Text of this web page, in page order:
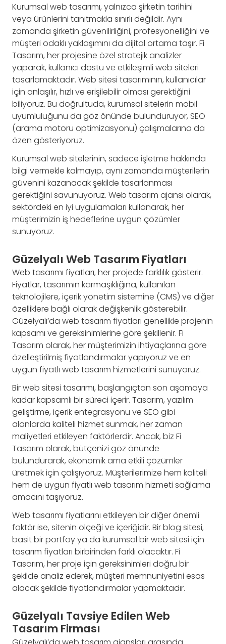
Kurumsal web tasarımı, yalnızca şirketin tarihini
veya ürünlerini tanıtmakla sınırlı değildir. Aynı
zamanda şirketin güvenilirliğini, profesyonelliğini ve
müşteri odaklı yaklaşımını da dijital ortama taşır. Fi
Tasarım, her projesine özel stratejik analizler
yaparak, kullanıcı dostu ve etkileşimli web siteleri
tasarlamaktadır. Web sitesi tasarımının, kullanıcılar
için anlaşılır, hızlı ve erişilebilir olması gerektiğini
biliyoruz. Bu doğrultuda, kurumsal sitelerin mobil
uyumluluğunu da göz önünde bulunduruyor, SEO
(arama motoru optimizasyonu) çalışmalarına da
özen gösteriyoruz.
Kurumsal web sitelerinin, sadece işletme hakkında
bilgi vermekle kalmayıp, aynı zamanda müşterilerin
güvenini kazanacak şekilde tasarlanması
gerektiğini savunuyoruz. Web tasarım ajansı olarak,
sektördeki en iyi uygulamaları kullanarak, her
müşterimizin iş hedeflerine uygun çözümler
sunuyoruz.
Güzelyalı Web Tasarım Fiyatları
Web tasarımı fiyatları, her projede farklılık gösterir.
Fiyatlar, tasarımın karmaşıklığına, kullanılan
teknolojilere, içerik yönetim sistemine (CMS) ve diğer
özelliklere bağlı olarak değişkenlik gösterebilir.
Güzelyalı’da web tasarım fiyatları genellikle projenin
kapsamı ve gereksinimlerine göre şekillenir. Fi
Tasarım olarak, her müşterimizin ihtiyaçlarına göre
özelleştirilmiş fiyatlandırmalar yapıyoruz ve en
uygun fiyatlı web tasarım hizmetlerini sunuyoruz.
Bir web sitesi tasarımı, başlangıçtan son aşamaya
kadar kapsamlı bir süreci içerir. Tasarım, yazılım
geliştirme, içerik entegrasyonu ve SEO gibi
alanlarda kaliteli hizmet sunmak, her zaman
maliyetleri etkileyen faktörlerdir. Ancak, biz Fi
Tasarım olarak, bütçenizi göz önünde
bulundurarak, ekonomik ama etkili çözümler
üretmek için çalışıyoruz. Müşterilerimize hem kaliteli
hem de uygun fiyatlı web tasarım hizmeti sağlama
amacını taşıyoruz.
Web tasarımı fiyatlarını etkileyen bir diğer önemli
faktör ise, sitenin ölçeği ve içeriğidir. Bir blog sitesi,
basit bir portföy ya da kurumsal bir web sitesi için
tasarım fiyatları birbirinden farklı olacaktır. Fi
Tasarım, her proje için gereksinimleri doğru bir
şekilde analiz ederek, müşteri memnuniyetini esas
alacak şekilde fiyatlandırmalar yapmaktadır.
Güzelyalı Tavsiye Edilen Web
Tasarım Firması